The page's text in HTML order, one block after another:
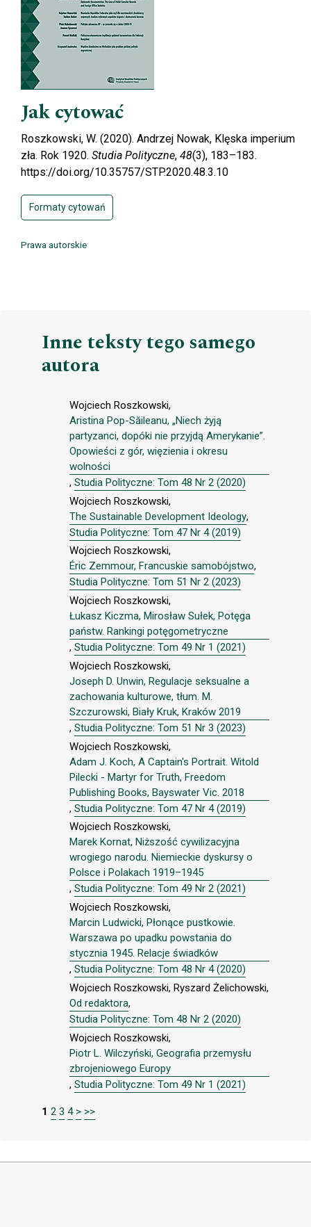
Jak cytować
Roszkowski, W. (2020). Andrzej Nowak, Klęska imperium
zła. Rok 1920. Studia Polityczne, 48(3), 183–183.
https://doi.org/10.35757/STP.2020.48.3.10
Formaty cytowań
Prawa autorskie
Inne teksty tego samego
autora
Wojciech Roszkowski,
Aristina Pop-Săileanu, „Niech żyją
partyzanci, dopóki nie przyjdą Amerykanie”.
Opowieści z gór, więzienia i okresu
wolności
, Studia Polityczne: Tom 48 Nr 2 (2020)
Wojciech Roszkowski,
The Sustainable Development Ideology,
Studia Polityczne: Tom 47 Nr 4 (2019)
Wojciech Roszkowski,
Éric Zemmour, Francuskie samobójstwo,
Studia Polityczne: Tom 51 Nr 2 (2023)
Wojciech Roszkowski,
Łukasz Kiczma, Mirosław Sułek, Potęga
państw. Rankingi potęgometryczne
, Studia Polityczne: Tom 49 Nr 1 (2021)
Wojciech Roszkowski,
Joseph D. Unwin, Regulacje seksualne a
zachowania kulturowe, tłum. M.
Szczurowski, Biały Kruk, Kraków 2019
, Studia Polityczne: Tom 51 Nr 3 (2023)
Wojciech Roszkowski,
Adam J. Koch, A Captain's Portrait. Witold
Pilecki - Martyr for Truth, Freedom
Publishing Books, Bayswater Vic. 2018
, Studia Polityczne: Tom 47 Nr 4 (2019)
Wojciech Roszkowski,
Marek Kornat, Niższość cywilizacyjna
wrogiego narodu. Niemieckie dyskursy o
Polsce i Polakach 1919–1945
, Studia Polityczne: Tom 49 Nr 2 (2021)
Wojciech Roszkowski,
Marcin Ludwicki, Płonące pustkowie.
Warszawa po upadku powstania do
stycznia 1945. Relacje świadków
, Studia Polityczne: Tom 48 Nr 4 (2020)
Wojciech Roszkowski, Ryszard Żelichowski,
Od redaktora,
Studia Polityczne: Tom 48 Nr 2 (2020)
Wojciech Roszkowski,
Piotr L. Wilczyński, Geografia przemysłu
zbrojeniowego Europy
, Studia Polityczne: Tom 49 Nr 1 (2021)
1 2 3 4 > >>